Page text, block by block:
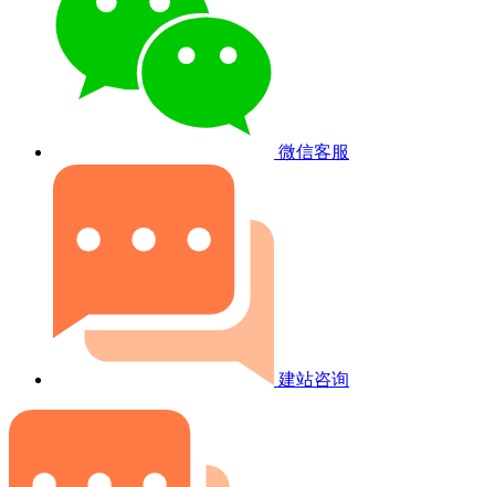
微信客服
建站咨询